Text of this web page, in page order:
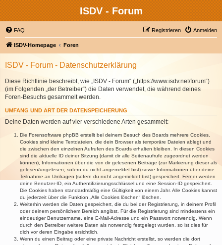
ISDV - Forum
FAQ Anmelden
Registrieren
ISDV-Homepage Foren
ISDV - Forum - Datenschutzerklärung
Diese Richtlinie beschreibt, wie „ISDV - Forum“ („https://www.isdv.net/forum“)
(im Folgenden „der Betreiber“) die Daten verwendet, die während deines
Foren-Besuchs gesammelt werden.
UMFANG UND ART DER DATENSPEICHERUNG
Deine Daten werden auf vier verschiedene Arten gesammelt:
Die Forensoftware phpBB erstellt bei deinem Besuch des Boards mehrere Cookies.
Cookies sind kleine Textdateien, die dein Browser als temporäre Dateien ablegt und
die zwischen den einzelnen Aufrufen des Boards erhalten bleiben. In diesen Cookies
sind die aktuelle ID deiner Sitzung (damit dir alle Seitenaufrufe zugeordnet werden
können), Informationen über die von dir gelesenen Beiträge (zur Markierung dieser als
gelesen/ungelesen; sofern du nicht angemeldet bist) sowie Informationen über deine
Teilnahme an Umfragen (sofern du nicht angemeldet bist) gespeichert. Ferner werden
deine Benutzer-ID, ein Authentifizierungsschlüssel und eine Session-ID gespeichert.
Die Cookies haben standardmäßig eine Gültigkeit von einem Jahr. Alle Cookies kannst
du jederzeit über die Funktion „Alle Cookies löschen“ löschen.
Weiterhin werden die Daten gespeichert, die du bei der Registrierung, in deinem Profil
oder deinem persönlichem Bereich angibst. Für die Registrierung sind mindestens ein
eindeutiger Benutzername, eine E-Mail-Adresse und ein Passwort notwendig. Wenn
durch den Betreiber weitere Daten als notwendig festgelegt wurden, so ist dies für
dich vor deren Eingabe ersichtlich.
Wenn du einen Beitrag oder eine private Nachricht erstellst, so werden die dort